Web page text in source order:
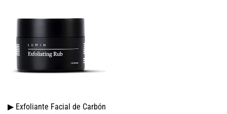
▶ Exfoliante Facial de Carbón